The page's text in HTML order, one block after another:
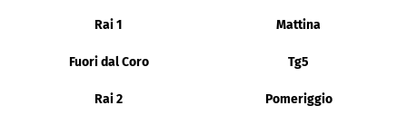
Rai 1 Mattina
Fuori dal Coro Tg5
Rai 2 Pomeriggio